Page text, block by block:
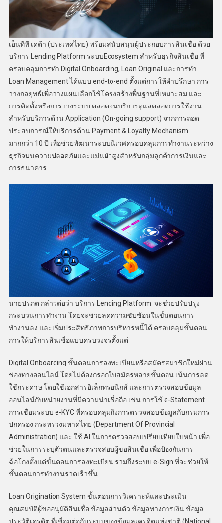
เอ็นทีที เดต้า (ประเทศไทย) พร้อมสนับสนุนผู้ประกอบการสินเชื่อ ด้วย
บริการ Lending Platform ระบบEcosystem สำหรับธุรกิจสินเชื่อ ที่
ครอบคลุมการทำ Digital Onboarding, Loan Original และการทำ
Loan Management ได้แบบ end-to-end ตั้งแต่การให้คำปรึกษา การ
วางกลยุทธ์เพื่อวางแผนเลือกใช้โครงสร้างพื้นฐานที่เหมาะสม และ
การติดตั้งหรือการวางระบบ ตลอดจนบริการดูแลตลอดการใช้งาน
สำหรับบริการด้าน Application (On-going support) จากการถอด
ประสบการณ์ให้บริการด้าน Payment & Loyalty Mechanism
มากกว่า 10 ปี เพื่อช่วยพัฒนาระบบนิเวศครอบคลุมการทำงานระหว่าง
ธุรกิจบนความปลอดภัยและแม่นยำสูงสำหรับกลุ่มลูกค้าการเงินและ
การธนาคาร
นายปรภต กล่าวต่อว่า บริการ Lending Platform จะช่วยปรับปรุง
กระบวนการทำงาน โดยจะช่วยลดความซับซ้อนในขั้นตอนการ
ทำงานลง และเพิ่มประสิทธิภาพการบริหารหนี้ได้ ครอบคลุมขั้นตอน
การให้บริการสินเชื่อแบบครบวงจรตั้งแต่
Digital Onboarding ขั้นตอนการลงทะเบียนหรือสมัครสมาชิกใหม่ผ่าน
ช่องทางออนไลน์ โดยไม่ต้องกรอกใบสมัครหลายขั้นตอน เน้นการลด
ใช้กระดาษ โดยใช้เอกสารอิเล็กทรอนิกส์ และการตรวจสอบข้อมูล
ออนไลน์กับหน่วยงานที่มีความน่าเชื่อถือ เช่น การใช้ e-Statement
การเชื่อมระบบ e-KYC ที่ครอบคลุมถึงการตรวจสอบข้อมูลกับกรมการ
ปกครอง กระทรวงมหาดไทย (Department Of Provincial
Administration) และ ใช้ AI ในการตรวจสอบเปรียบเทียบใบหน้า เพื่อ
ช่วยในการระบุตัวตนและตรวจสอบผู้ขอสินเชื่อ เพื่อป้องกันการ
ฉ้อโกงตั้งแต่ขั้นตอนการลงทะเบียน รวมถึงระบบ e-Sign ที่จะช่วยให้
ขั้นตอนการทำงานรวดเร็วขึ้น
Loan Origination System ขั้นตอนการวิเคราะห์และประเมิน
คุณสมบัติผู้ขออนุมัติสินเชื่อ ข้อมูลส่วนตัว ข้อมูลทางการเงิน ข้อมูล
ประวัติเครดิต ที่เชื่อมต่อกับระบบของข้อมูลเครดิตแห่งชาติ (National